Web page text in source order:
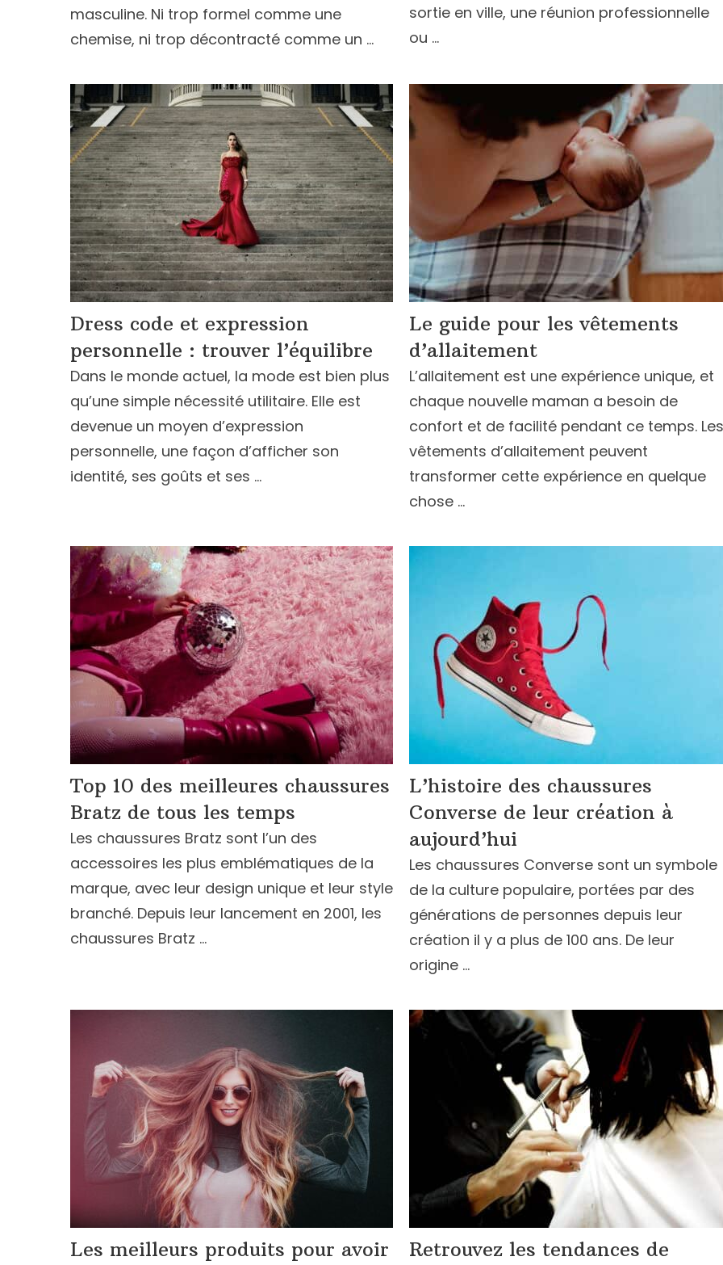
masculine. Ni trop formel comme une
chemise, ni trop décontracté comme un …
sortie en ville, une réunion professionnelle
ou …
Dress code et expression
personnelle : trouver l’équilibre
Dans le monde actuel, la mode est bien plus
qu’une simple nécessité utilitaire. Elle est
devenue un moyen d’expression
personnelle, une façon d’afficher son
identité, ses goûts et ses …
Le guide pour les vêtements
d’allaitement
L’allaitement est une expérience unique, et
chaque nouvelle maman a besoin de
confort et de facilité pendant ce temps. Les
vêtements d’allaitement peuvent
transformer cette expérience en quelque
chose …
Top 10 des meilleures chaussures
Bratz de tous les temps
Les chaussures Bratz sont l’un des
accessoires les plus emblématiques de la
marque, avec leur design unique et leur style
branché. Depuis leur lancement en 2001, les
chaussures Bratz …
L’histoire des chaussures
Converse de leur création à
aujourd’hui
Les chaussures Converse sont un symbole
de la culture populaire, portées par des
générations de personnes depuis leur
création il y a plus de 100 ans. De leur
origine …
Les meilleurs produits pour avoir
Retrouvez les tendances de